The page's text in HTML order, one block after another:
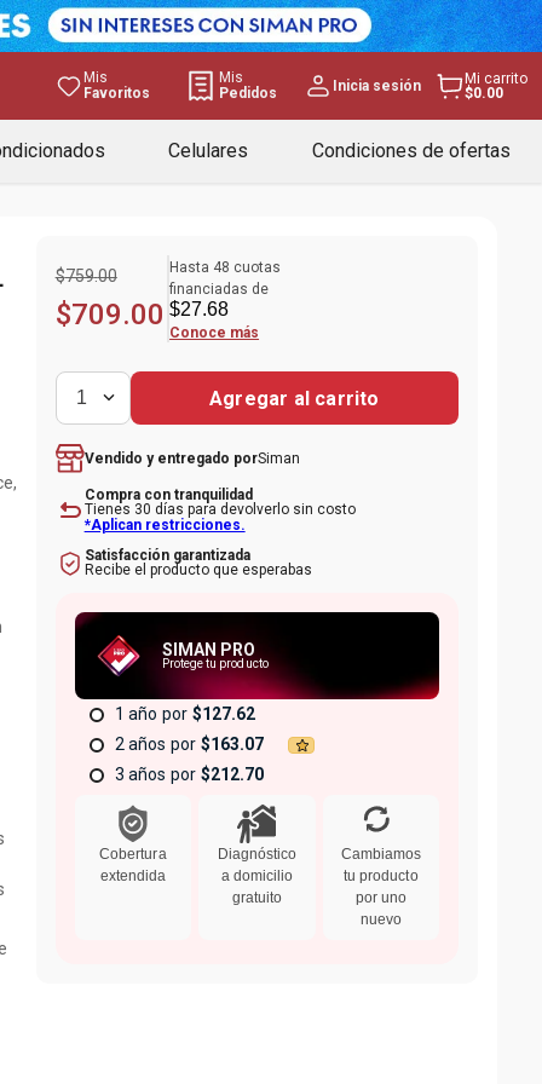
Mis
Favoritos
Mis
Pedidos
Inicia sesión
Mi carrito
$0.00
Celulares Condiciones de ofertas
$759.00
$709.00
Hasta 48 cuotas
financiadas de
$27.68
Conoce más
1 Agregar al carrito
Vendido y entregado porSiman
Compra con tranquilidad
Tienes 30 días para devolverlo sin costo
*Aplican restricciones.
Satisfacción garantizada
Recibe el producto que esperabas
SIMAN PRO
Protege tu producto
1 año
$127.62
2 años
$163.07
3 años
$212.70
Cobertura
extendida
Diagnóstico
a domicilio
gratuito
Cambiamos
tu producto
por uno
nuevo